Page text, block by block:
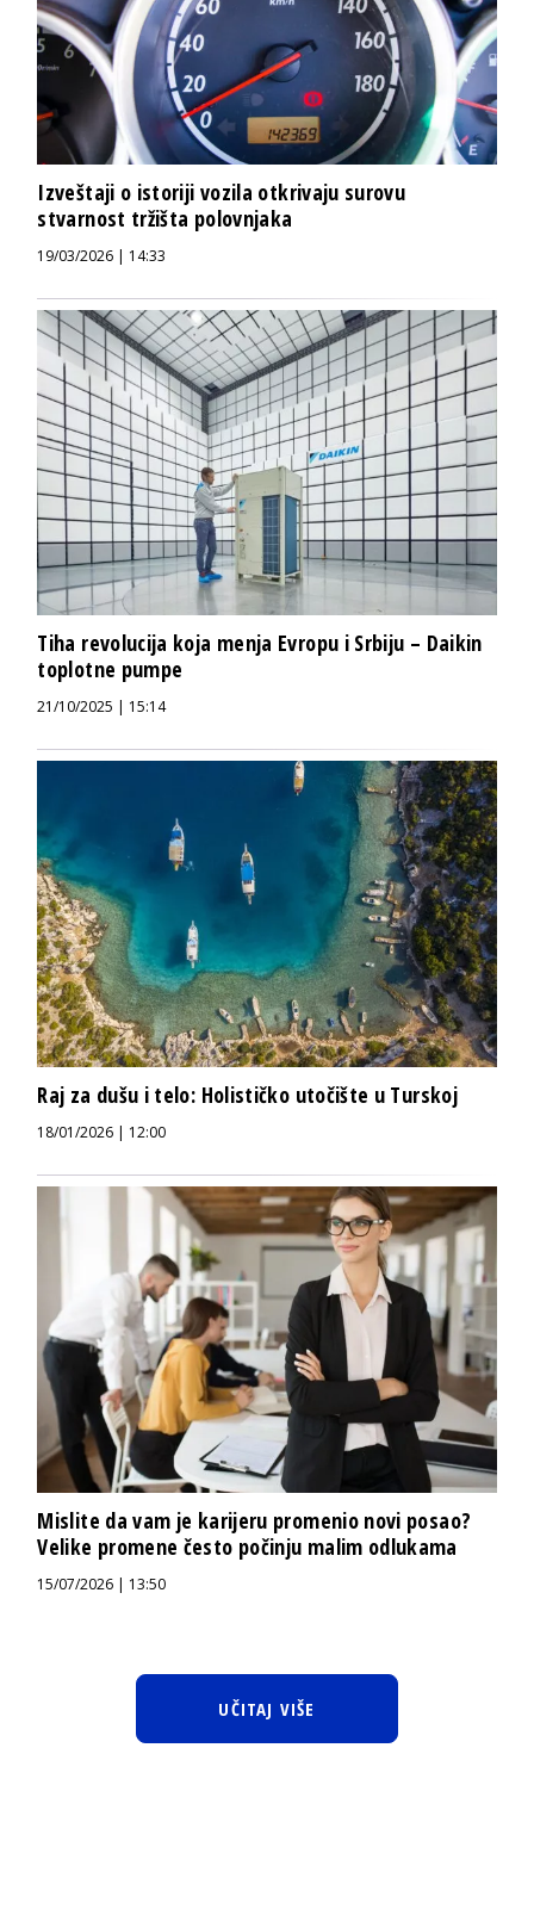
Izveštaji o istoriji vozila otkrivaju surovu
stvarnost tržišta polovnjaka
19/03/2026 | 14:33
Tiha revolucija koja menja Evropu i Srbiju – Daikin
toplotne pumpe
21/10/2025 | 15:14
Raj za dušu i telo: Holističko utočište u Turskoj
18/01/2026 | 12:00
Mislite da vam je karijeru promenio novi posao?
Velike promene često počinju malim odlukama
15/07/2026 | 13:50
UČITAJ VIŠE